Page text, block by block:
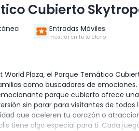
Cubierto
Entradas Móviles
mostrar en tu teléfono
World Plaza, el Parque Temático
como buscadores de emociones.
parque cubierto ofrece
sin parar para visitantes de todas
que aceleren tu corazón o
tiene algo especial para ti. Cada